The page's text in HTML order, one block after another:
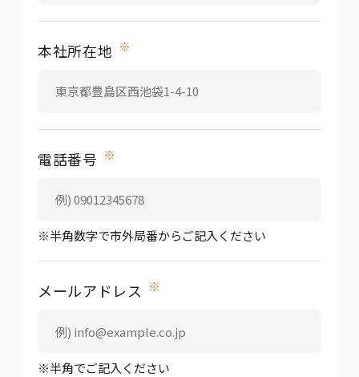
本社所在地 ※
電話番号 ※
※半角数字で市外局番からご記入ください
メールアドレス ※
※半角でご記入ください